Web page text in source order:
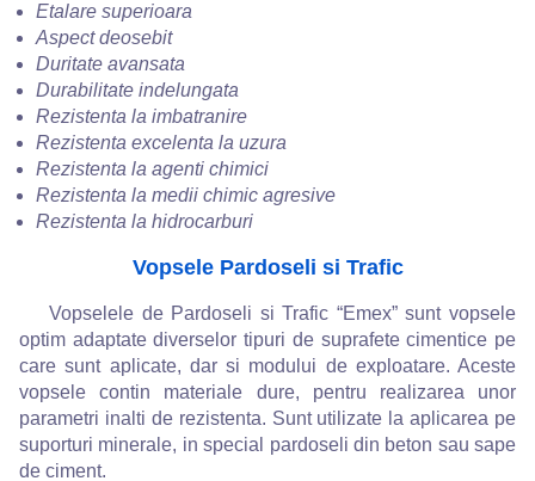
Etalare superioara
Aspect deosebit
Duritate avansata
Durabilitate indelungata
Rezistenta la imbatranire
Rezistenta excelenta la uzura
Rezistenta la agenti chimici
Rezistenta la medii chimic agresive
Rezistenta la hidrocarburi
Vopsele Pardoseli si Trafic
Vopselele de Pardoseli si Trafic “Emex” sunt vopsele
optim adaptate diverselor tipuri de suprafete cimentice pe
care sunt aplicate, dar si modului de exploatare. Aceste
vopsele contin materiale dure, pentru realizarea unor
parametri inalti de rezistenta. Sunt utilizate la aplicarea pe
suporturi minerale, in special pardoseli din beton sau sape
de ciment.